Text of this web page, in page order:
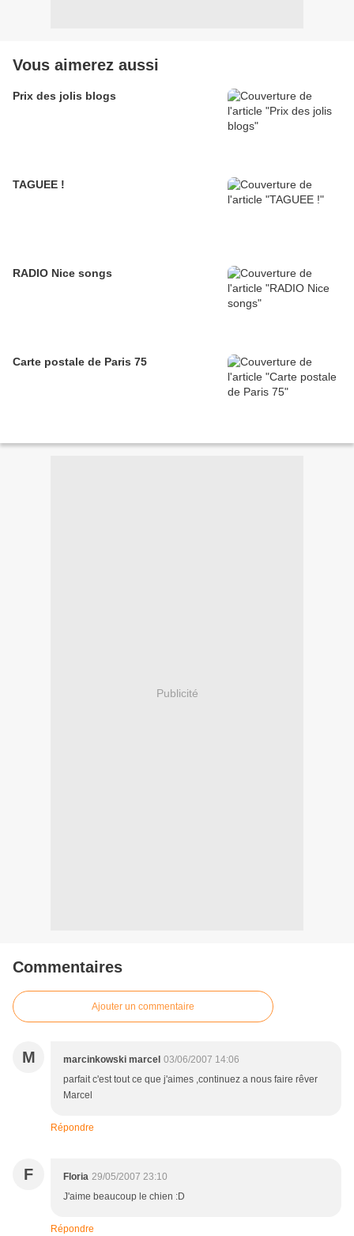
Vous aimerez aussi
Prix des jolis blogs
TAGUEE !
RADIO Nice songs
Carte postale de Paris 75
Publicité
Commentaires
Ajouter un commentaire
M marcinkowski marcel 03/06/2007 14:06
parfait c'est tout ce que j'aimes ,continuez a nous faire rêver
Marcel
Répondre
F Floria 29/05/2007 23:10
J'aime beaucoup le chien :D
Répondre